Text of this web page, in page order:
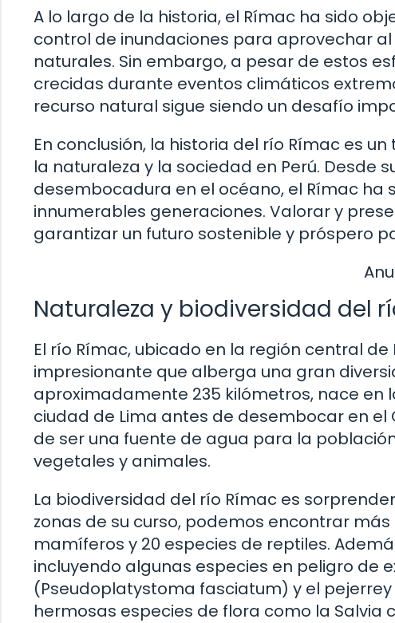
A lo largo de la historia, el Rímac ha sido
control de inundaciones para aprovechar
naturales. Sin embargo, a pesar de estos
crecidas durante eventos climáticos
recurso natural sigue siendo un desafío
En conclusión, la historia del río Rímac es
la naturaleza y la sociedad en Perú. Desde
desembocadura en el océano, el Rímac ha
innumerables generaciones. Valorar y
garantizar un futuro sostenible y próspero
Naturaleza y biodiversidad del
El río Rímac, ubicado en la región central
impresionante que alberga una gran
aproximadamente 235 kilómetros, nace en
ciudad de Lima antes de desembocar en
de ser una fuente de agua para la
vegetales y animales.
La biodiversidad del río Rímac es
zonas de su curso, podemos encontrar
mamíferos y 20 especies de reptiles.
incluyendo algunas especies en peligro de
(Pseudoplatystoma fasciatum) y el
hermosas especies de flora como la Salvia